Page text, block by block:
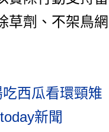
草劑、不架鳥
吃西瓜看環頸
新聞